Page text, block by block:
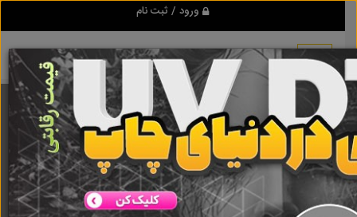
ورود / ثبت نام
برنامه اندروید تبلیغ شو
مرجع نیازمندیها و تبلیغات اینترنتی